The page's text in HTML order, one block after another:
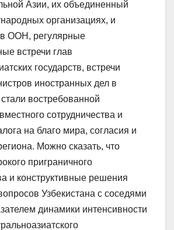
Азии, их объединенный
организациях, и
ООН, регулярные
встречи глав
государств, встречи
иностранных дел в
востребованной
сотрудничества и
на благо мира, согласия и
Можно сказать, что
приграничного
и конструктивные решения
Узбекистана с соседями
динамики интенсивности